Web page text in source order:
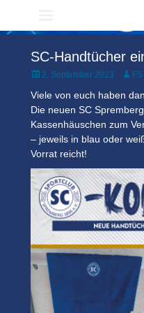
überspringen
SC-Handtücher
Veröffentlicht
2. September 2023 Author
FS
Viele von euch haben
Die neuen SC
Kassenhäuschen zum
– jeweils in blau oder
Vorrat reicht!